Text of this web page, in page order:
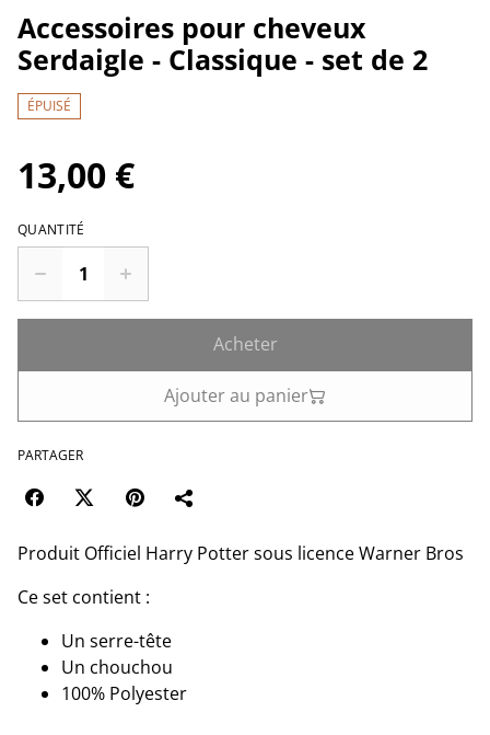
Accessoires pour cheveux
Serdaigle - Classique - set de 2
ÉPUISÉ
13,00 €
QUANTITÉ
Acheter
Ajouter au panier
PARTAGER
Produit Officiel Harry Potter sous licence Warner Bros
Ce set contient :
Un serre-tête
Un chouchou
100% Polyester